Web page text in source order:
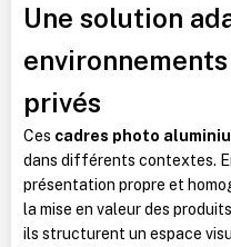
Une solution
privés
Ces cadres photo
dans différents contextes.
présentation propre et
la mise en valeur des
ils structurent un espace